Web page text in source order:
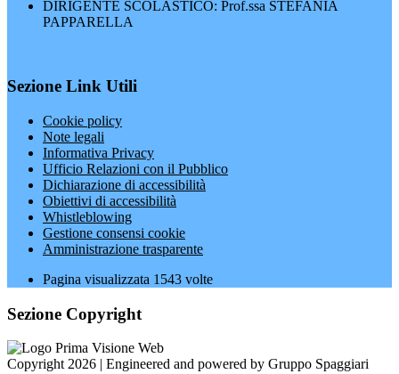
DIRIGENTE SCOLASTICO: Prof.ssa STEFANIA
PAPPARELLA
Sezione Link Utili
Cookie policy
Note legali
Informativa Privacy
Ufficio Relazioni con il Pubblico
Dichiarazione di accessibilità
Obiettivi di accessibilità
Whistleblowing
Gestione consensi cookie
Amministrazione trasparente
Pagina visualizzata 1543 volte
Sezione Copyright
Copyright 2026 | Engineered and powered by Gruppo Spaggiari